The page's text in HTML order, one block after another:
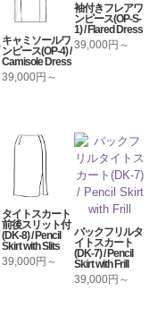
キャミソールワ
ンピース(OP-4) /
Camisole Dress
39,000円～
袖付きフレアワ
ンピース(OP-S-
1) / Flared Dress
39,000円～
タイトスカート
前後スリット付
(DK-8) / Pencil
Skirt with Slits
39,000円～
バックフリルタ
イトスカート
(DK-7) / Pencil
Skirt with Frill
39,000円～